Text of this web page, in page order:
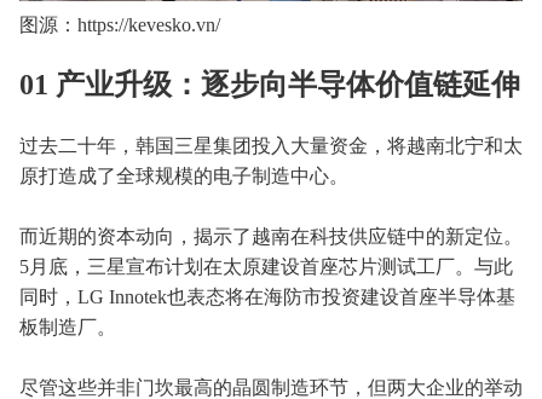
图源：https://kevesko.vn/
01 产业升级：逐步向半导体价值链延伸
过去二十年，韩国三星集团投入大量资金，将越南北宁和太
原打造成了全球规模的电子制造中心。
而近期的资本动向，揭示了越南在科技供应链中的新定位。
5月底，三星宣布计划在太原建设首座芯片测试工厂。与此
同时，LG Innotek也表态将在海防市投资建设首座半导体基
板制造厂。
尽管这些并非门坎最高的晶圆制造环节，但两大企业的举动